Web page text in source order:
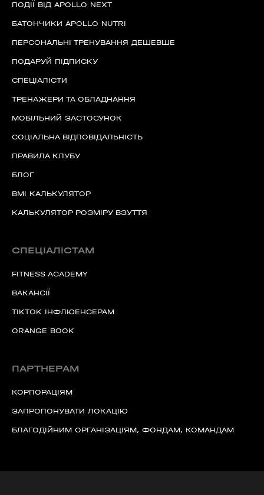
ПОДІЇ ВІД APOLLO NEXT
БАТОНЧИКИ APOLLO NUTRI
ПЕРСОНАЛЬНІ ТРЕНУВАННЯ ДЕШЕВШЕ
ПОДАРУЙ ПІДПИСКУ
СПЕЦІАЛІСТИ
ТРЕНАЖЕРИ ТА ОБЛАДНАННЯ
МОБІЛЬНИЙ ЗАСТОСУНОК
СОЦІАЛЬНА ВІДПОВІДАЛЬНІСТЬ
ПРАВИЛА КЛУБУ
БЛОГ
BMI КАЛЬКУЛЯТОР
КАЛЬКУЛЯТОР РОЗМІРУ ВЗУТТЯ
СПЕЦІАЛІСТАМ
FITNESS ACADEMY
ВАКАНСІЇ
TIKTOK ІНФЛЮЕНСЕРАМ
ORANGE BOOK
ПАРТНЕРАМ
КОРПОРАЦІЯМ
ЗАПРОПОНУВАТИ ЛОКАЦІЮ
БЛАГОДІЙНИМ ОРГАНІЗАЦІЯМ, ФОНДАМ, КОМАНДАМ